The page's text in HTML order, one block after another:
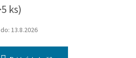
ks)
13.8.2026